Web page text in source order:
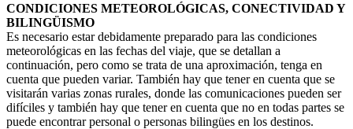
CONDICIONES METEOROLÓGICAS, CONECTIVIDAD Y
BILINGÜISMO
Es necesario estar debidamente preparado para las condiciones
meteorológicas en las fechas del viaje, que se detallan a
continuación, pero como se trata de una aproximación, tenga en
cuenta que pueden variar. También hay que tener en cuenta que se
visitarán varias zonas rurales, donde las comunicaciones pueden ser
difíciles y también hay que tener en cuenta que no en todas partes se
puede encontrar personal o personas bilingües en los destinos.